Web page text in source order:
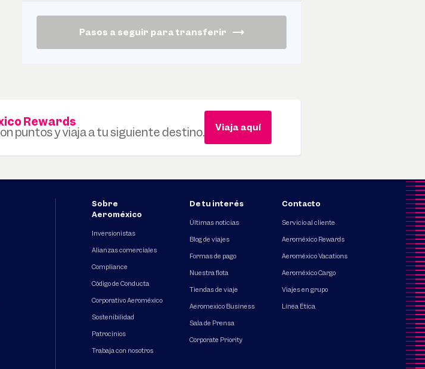
Pasos a seguir para transferir
Rewards
puntos y viaja a tu siguiente destino. Viaja aquí
Sobre
Aeroméxico
Inversionistas
Alianzas comerciales
Compliance
Código de Conducta
Corporativo Aeroméxico
Sostenibilidad
Patrocinios
Trabaja con nosotros
De tu interés
Últimas noticias
Blog de viajes
Formas de pago
Nuestra flota
Tiendas de viaje
Aeromexico Business
Sala de Prensa
Corporate Priority
Contacto
Servicio al cliente
Aeroméxico Rewards
Aeroméxico Vacations
Aeroméxico Cargo
Viajes en grupo
Línea Ética